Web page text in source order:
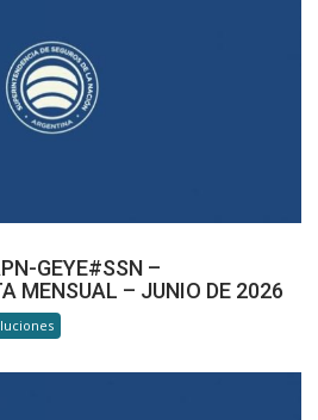
GEYE#SSN –
MENSUAL – JUNIO DE 2026